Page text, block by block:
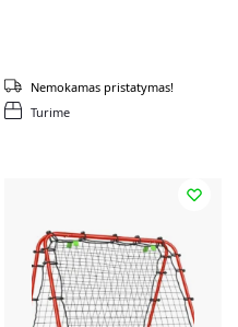
Turime
Nemokamas pristatymas!